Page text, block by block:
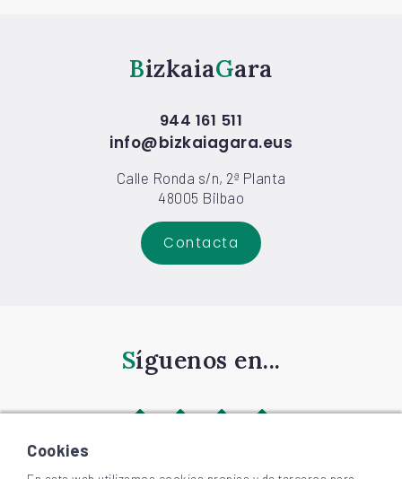
Bizkaia Gara
944 161 511
info@bizkaiagara.eus
Calle Ronda s/n, 2ª Planta
48005 Bilbao
Contacta
Síguenos en...
Cookies